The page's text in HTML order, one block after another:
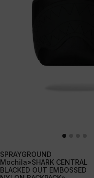
SPRAYGROUND
Mochila»SHARK CENTRAL
BLACKED OUT EMBOSSED